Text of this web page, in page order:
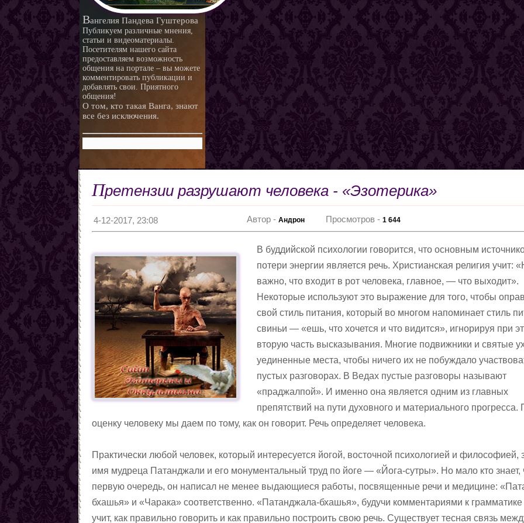
Вангелия Пандева Гуштерова
Публикуем различные мнения,
статьи и видеоматериалы.
Посетителям нашего сайта
предоставляем возможность
общения на портале – вы можете
комментировать публикации и
добавлять свои. Приятного
общения!
О том, кто такая Ванга, знают
все без исключения.
Претензии разрушают человека - «Эзотерика»
Автор -Андрон Просмотров -1 644
4-12-2017, 23:08
В буддийской психологии говорится, что основным
потери энергии является речь. Христианская религия учит:
важно, что входит в рот человека, главное, — что выходит».
Некоторые используют это выражение для того, чтобы
свой стиль питания, который во многом напоминает стиль
свиньи — «ешь, что хочется и что видится», игнорируя при
вторую часть высказывания. Многие подвижники и святые
уединенные места, чтобы ничего их не побуждало
пустых разговорах. В Ведах пустые разговоры называют
«праджалпой». И именно она является одним из главных
препятствий на пути духовного и материального
оценку человеку мы даем по тому, как он говорит. Речь определяет человека.
Практически любой человек, который интересуется йогой, восточной психологией и философией,
имя мудреца Патанджали и его монументальный труд по йоге — «Йога-сутры». Но мало кто знает,
первую очередь, он написал не менее выдающиеся работы, посвященные речи и медицине:
бхашья» и «Чарака» соответственно. «Патанджала-бхашья», будучи комментариями к
учит, как правильно говорить и как правильно построить свою речь. Существует тесная связь